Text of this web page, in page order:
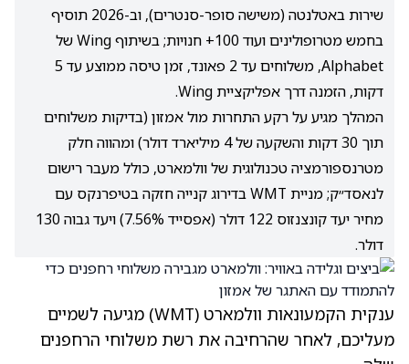
שירות באטלנטה (משישה סופר-סנטרים), וב-2026 תוסיף
בחמש מטרופולינים ועוד 100+ חנויות; בשיתוף Wing של
Alphabet, משלוחים עד 2 פאונד, זמן טיסה ממוצע עד 5
דקות, הזמנה דרך אפליקציית Wing.
המהלך מגיע על רקע התחרות מול אמזון (בדיקות משלוחים
תוך 30 דקות והשקעה של 4 מיליארד דולר) ומהווה חלק
מטרנספורמציה טכנולוגית של וולמארט, כולל מעבר רישום
לנאסד״ק; מניית WMT בדירוג קנייה חזקה בטיפרנקס עם
מחיר יעד קונצנזוס 122 דולר (אפסייד 7.56%) ויעד גבוה 130
דולר.
ענקית הקמעונאות וולמארט (WMT)
מגיעה לשמיים
מעליכם, לאחר שהרחיבה את רשת משלוחי הרחפנים